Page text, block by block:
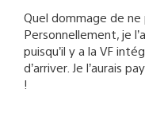
Quel dommage de
Personnellement, je
puisqu’il y a la VF
d’arriver. Je l’aurais
!